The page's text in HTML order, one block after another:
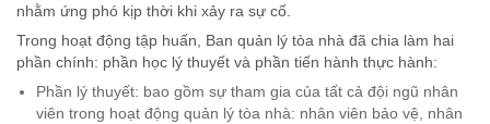
nhằm ứng phó kịp thời khi xảy ra sự cố.
Trong hoạt động tập huấn, Ban quản lý tòa nhà đã chia làm hai
phần chính: phần học lý thuyết và phần tiến hành thực hành:
Phần lý thuyết: bao gồm sự tham gia của tất cả đội ngũ nhân
viên trong hoạt động quản lý tòa nhà: nhân viên bảo vệ, nhân